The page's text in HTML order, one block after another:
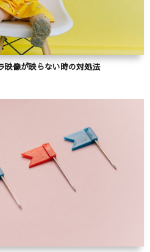
映像が映らない時の対処法